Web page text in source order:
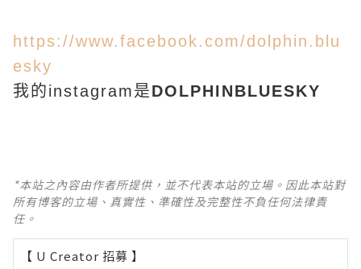
https://www.facebook.com/dolphin.blu
esky
我的instagram是DOLPHINBLUESKY
*本站之內容由作者所提供，並不代表本站的立場。因此本站對
所有博客的立場、真實性、準確性及完整性不負任何法律責
任。
【 U Creator 招募 】